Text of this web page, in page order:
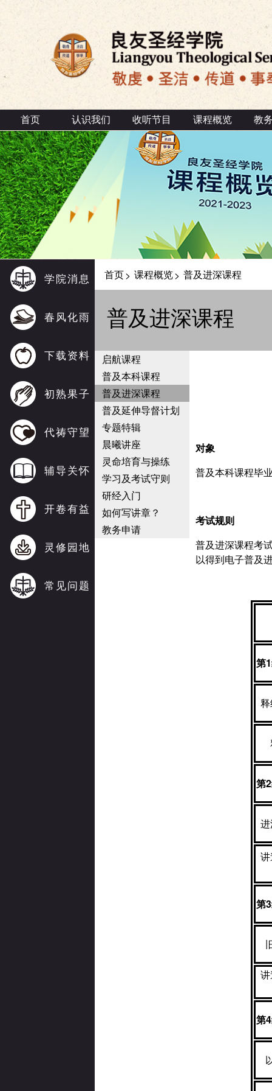
首页 认识我们 收听节目 课程概览 教
学院消息
春风化雨
下载资料
初熟果子
代祷守望
辅导关怀
开卷有益
灵修园地
常见问题
首页> 课程概览> 普及进深课程
普及进深课程
启航课程
普及本科课程
普及进深课程
普及延伸导督计划
专题特辑
晨曦讲座
灵命培育与操练
学习及考试守则
研经入门
如何写讲章？
教务申请
对象
普及本科课程毕
考试规则
普及进深课程考
以得到电子普及
第1
第2
第3
第4